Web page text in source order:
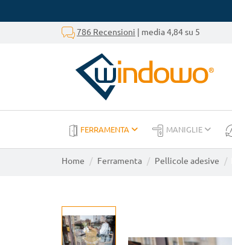
786 Recensioni | media 4,84 su 5
FERRAMENTA MANIGLIE
Home Ferramenta Pellicole adesive